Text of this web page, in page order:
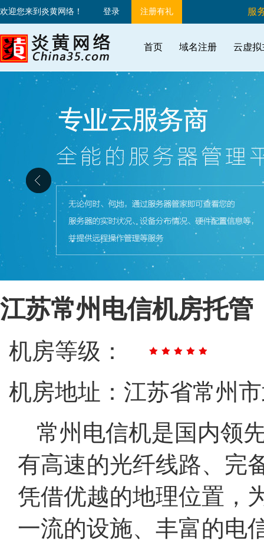
欢迎您来到炎黄网络！ 登录 注册有礼 服
首页 域名注册 云虚拟
江苏常州电信机房托管
机房等级：
机房地址：江苏省常州
常州电信机是国内领
有高速的光纤线路、完
凭借优越的地理位置，
一流的设施、丰富的电